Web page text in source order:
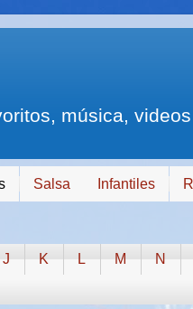
música,
Salsa Infantiles
J K L M N